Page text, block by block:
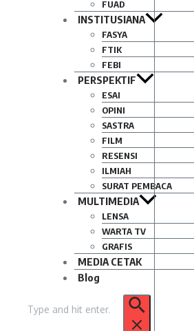
FUAD
INSTITUSIANA
FASYA
FTIK
FEBI
PERSPEKTIF
ESAI
OPINI
SASTRA
FILM
RESENSI
ILMIAH
SURAT PEMBACA
MULTIMEDIA
LENSA
WARTA TV
GRAFIS
MEDIA CETAK
Blog
untuk: